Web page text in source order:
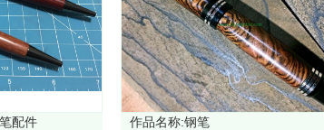
配件
作品名称:钢笔